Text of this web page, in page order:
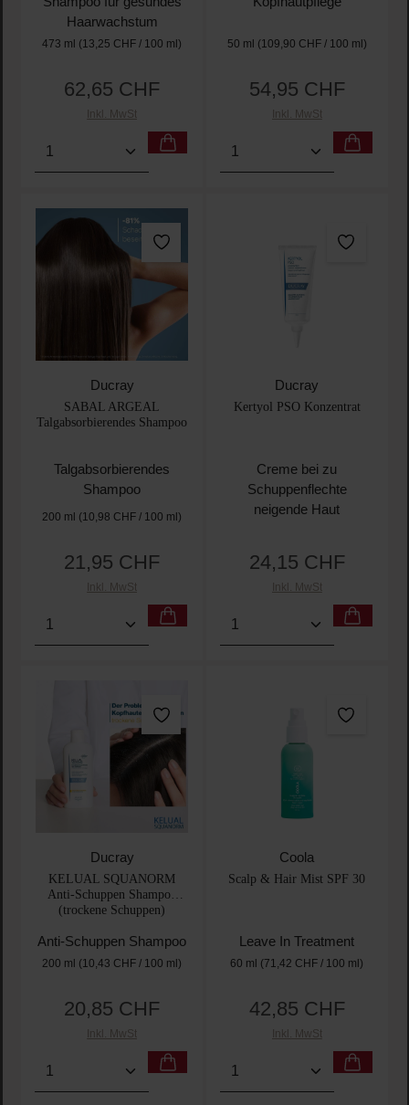
Haarwachstum
473 ml (13,25 CHF / 100 ml)
Regulärer Preis:
62,65 CHF
Inkl. MwSt
Produkt Anzahl: Gib den gewünschten Wert ein
50 ml (109,90 CHF / 100 ml)
Regulärer Preis:
54,95 CHF
Inkl. MwSt
Produkt Anzahl: Gib
Ducray
SABAL ARGEAL
Talgabsorbierendes Shampoo
Talgabsorbierendes
Shampoo
200 ml (10,98 CHF / 100 ml)
Regulärer Preis:
21,95 CHF
Inkl. MwSt
Produkt Anzahl: Gib den gewünschten Wert ein
Ducray
Kertyol PSO Konzentrat
Creme bei zu
Schuppenflechte
neigende Haut
Regulärer Preis:
24,15 CHF
Inkl. MwSt
Produkt Anzahl: Gib
Ducray
KELUAL SQUANORM
Anti-Schuppen Shampoo
(trockene Schuppen)
Anti-Schuppen Shampoo
200 ml (10,43 CHF / 100 ml)
Regulärer Preis:
20,85 CHF
Inkl. MwSt
Produkt Anzahl: Gib den gewünschten Wert ein
Coola
Scalp & Hair Mist SPF 30
Leave In Treatment
60 ml (71,42 CHF / 100 ml)
Regulärer Preis:
42,85 CHF
Inkl. MwSt
Produkt Anzahl: Gib